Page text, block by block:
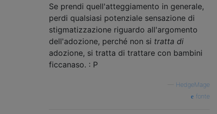
Se prendi quell'atteggiamento in generale,
perdi qualsiasi potenziale sensazione di
stigmatizzazione riguardo all'argomento
dell'adozione, perché non si tratta di
adozione, si tratta di trattare con bambini
ficcanaso. : P
HedgeMage
fonte